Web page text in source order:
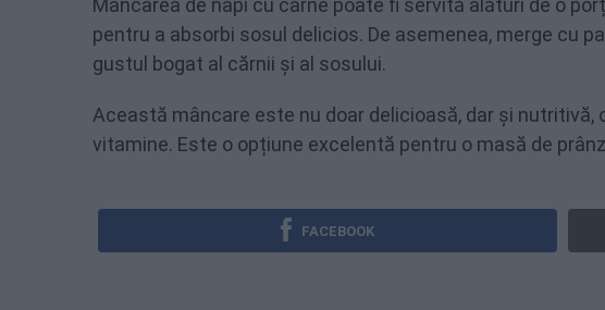
Mâncarea de napi cu carne poate fi servită alături de o
pentru a absorbi sosul delicios. De asemenea, merge cu
gustul bogat al cărnii și al sosului.
Această mâncare este nu doar delicioasă, dar și
vitamine. Este o opțiune excelentă pentru o masă de
FACEBOOK